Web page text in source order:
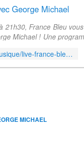
George Michael
21h30, France Bleu
Michael ! Une
https://www.francebleu.fr/culture/musique/live-france-bleu-collector-avec-george-michael-1576662852
MICHAEL